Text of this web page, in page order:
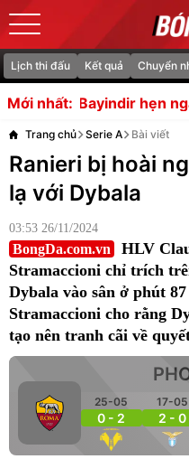
Lịch thi đấu Kết quả Chuyển
Mới nhất:
hẹn ngày gặp lại fan MU
Trang chủ Serie A Bài viết
Ranieri bị hoài
lạ với Dybala
03:53 26/11/2024
BongDa.com.vn
HLV
Stramaccioni chỉ trích
Dybala vào sân ở phút
Stramaccioni cho rằng
tạo nên tranh cãi về
25-05
0 - 2
17-05
2 - 0